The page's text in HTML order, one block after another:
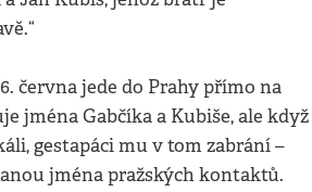
června jede do Prahy přímo na
jména Gabčíka a Kubiše, ale když
gestapáci mu v tom zabrání –
jména pražských kontaktů.